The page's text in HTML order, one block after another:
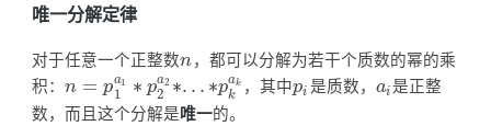
唯一分解定律
对于任意一个正整数n
n ，都可以分解为若干个质数的幂的乘
积：n = pa1
1 ∗ pa2
2 ∗. . . ∗pak
k
n=p1a1∗p2a2∗ .. .∗pka k，其中pi
pi是质数， ai
ai是正整
数，而且这个分解是唯一的。